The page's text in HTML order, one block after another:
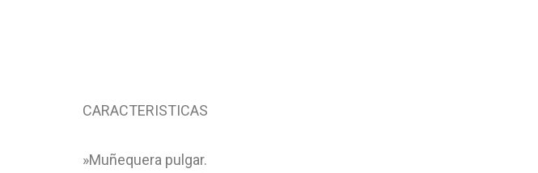
CARACTERISTICAS
»Muñequera pulgar.